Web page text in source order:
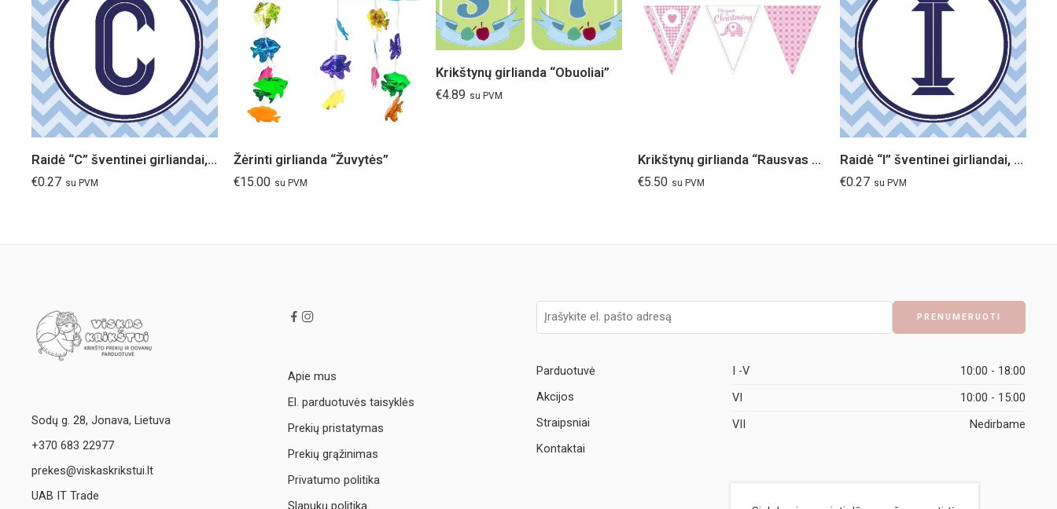
Raidė “C” šventinei girliandai, rožinė/melsva
€0.27 su PVM
Žėrinti girlianda “Žuvytės”
€15.00 su PVM
Krikštynų girlianda “Obuoliai”
€4.89 su PVM
Krikštynų girlianda “Rausvas drambliukas”
€5.50 su PVM
Raidė “I” šventinei girliandai, rožinė/melsva
€0.27 su PVM
Sodų g. 28, Jonava, Lietuva
+370 683 22977
prekes@viskaskrikstui.lt
UAB IT Trade
Apie mus
El. parduotuvės taisyklės
Prekių pristatymas
Prekių grąžinimas
Privatumo politika
Slapukų politika
Parduotuvė
Akcijos
Straipsniai
Kontaktai
I -V
10:00 - 18:00
VI
10:00 - 15:00
VII
Nedirbame